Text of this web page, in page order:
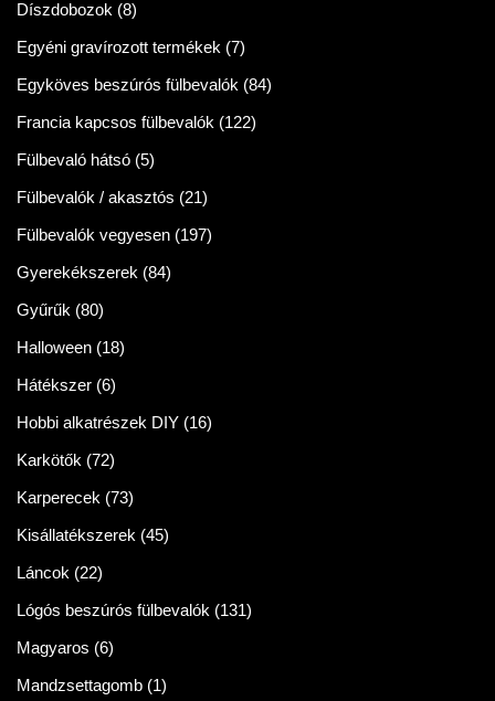
Díszdobozok (8)
Egyéni gravírozott termékek (7)
Egyköves beszúrós fülbevalók (84)
Francia kapcsos fülbevalók (122)
Fülbevaló hátsó (5)
Fülbevalók / akasztós (21)
Fülbevalók vegyesen (197)
Gyerekékszerek (84)
Gyűrűk (80)
Halloween (18)
Hátékszer (6)
Hobbi alkatrészek DIY (16)
Karkötők (72)
Karperecek (73)
Kisállatékszerek (45)
Láncok (22)
Lógós beszúrós fülbevalók (131)
Magyaros (6)
Mandzsettagomb (1)